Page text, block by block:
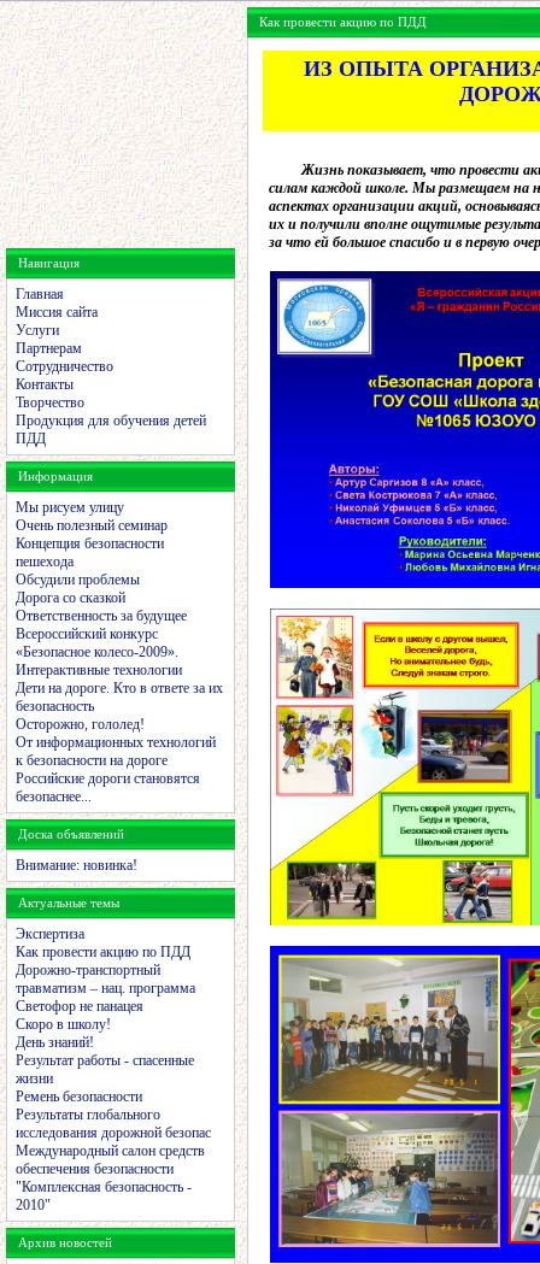
Навигация
Главная
Миссия сайта
Услуги
Партнерам
Сотрудничество
Контакты
Творчество
Продукция для обучения детей
ПДД
Информация
Мы рисуем улицу
Очень полезный семинар
Концепция безопасности
пешехода
Обсудили проблемы
Дорога со сказкой
Ответственность за будущее
Всероссийский конкурс
«Безопасное колесо-2009».
Интерактивные технологии
Дети на дороге. Кто в ответе за их
безопасность
Осторожно, гололед!
От информационных технологий
к безопасности на дороге
Российские дороги становятся
безопаснее...
Доска объявлений
Внимание: новинка!
Актуальные темы
Экспертиза
Как провести акцию по ПДД
Дорожно-транспортный
травматизм – нац. программа
Светофор не панацея
Скоро в школу!
День знаний!
Результат работы - спасенные
жизни
Ремень безопасности
Результаты глобального
исследования дорожной безопас
Международный салон средств
обеспечения безопасности
"Комплексная безопасность -
2010"
Архив новостей
Как провести акцию по ПДД
ИЗ ОПЫТА
Жизнь показывает, что провести
силам каждой школе. Мы размещаем на
аспектах организации акций,
их и получили вполне ощутимые
за что ей большое спасибо и в первую